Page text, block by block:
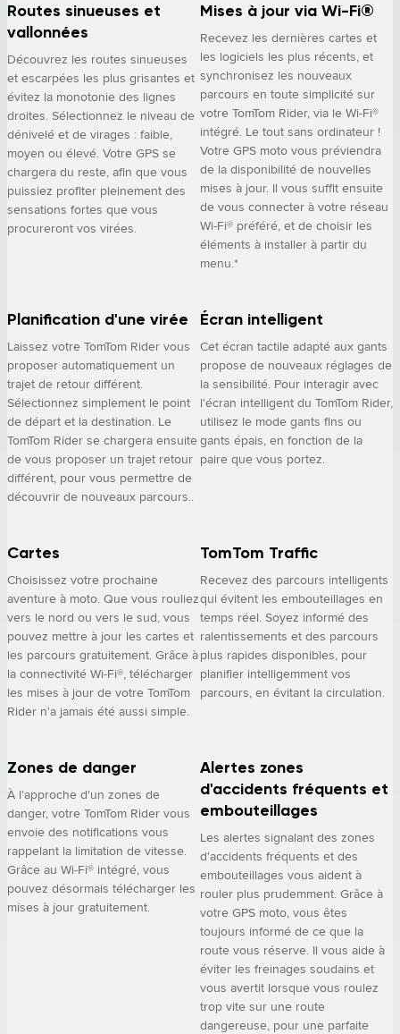
Routes sinueuses et
vallonnées
Découvrez les routes sinueuses
et escarpées les plus grisantes et
évitez la monotonie des lignes
droites. Sélectionnez le niveau de
dénivelé et de virages : faible,
moyen ou élevé. Votre GPS se
chargera du reste, afin que vous
puissiez profiter pleinement des
sensations fortes que vous
procureront vos virées.
Mises à jour via Wi-Fi®
Recevez les dernières cartes et
les logiciels les plus récents, et
synchronisez les nouveaux
parcours en toute simplicité sur
votre TomTom Rider, via le Wi-Fi®
intégré. Le tout sans ordinateur !
Votre GPS moto vous préviendra
de la disponibilité de nouvelles
mises à jour. Il vous suffit ensuite
de vous connecter à votre réseau
Wi-Fi® préféré, et de choisir les
éléments à installer à partir du
menu.*
Planification d'une virée
Laissez votre TomTom Rider vous
proposer automatiquement un
trajet de retour différent.
Sélectionnez simplement le point
de départ et la destination. Le
TomTom Rider se chargera ensuite
de vous proposer un trajet retour
différent, pour vous permettre de
découvrir de nouveaux parcours..
Écran intelligent
Cet écran tactile adapté aux gants
propose de nouveaux réglages de
la sensibilité. Pour interagir avec
l'écran intelligent du TomTom Rider,
utilisez le mode gants fins ou
gants épais, en fonction de la
paire que vous portez.
Cartes
Choisissez votre prochaine
aventure à moto. Que vous rouliez
vers le nord ou vers le sud, vous
pouvez mettre à jour les cartes et
les parcours gratuitement. Grâce à
la connectivité Wi-Fi®, télécharger
les mises à jour de votre TomTom
Rider n'a jamais été aussi simple.
TomTom Traffic
Recevez des parcours intelligents
qui évitent les embouteillages en
temps réel. Soyez informé des
ralentissements et des parcours
plus rapides disponibles, pour
planifier intelligemment vos
parcours, en évitant la circulation.
Zones de danger
À l'approche d'un zones de
danger, votre TomTom Rider vous
envoie des notifications vous
rappelant la limitation de vitesse.
Grâce au Wi-Fi® intégré, vous
pouvez désormais télécharger les
mises à jour gratuitement.
Alertes zones
d'accidents fréquents et
embouteillages
Les alertes signalant des zones
d'accidents fréquents et des
embouteillages vous aident à
rouler plus prudemment. Grâce à
votre GPS moto, vous êtes
toujours informé de ce que la
route vous réserve. Il vous aide à
éviter les freinages soudains et
vous avertit lorsque vous roulez
trop vite sur une route
dangereuse, pour une parfaite